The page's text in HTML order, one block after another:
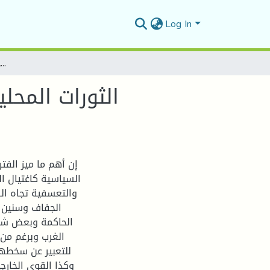
Log In
الثورات المحلية أثناء التواجد العثماني في الجزائر (ثورة ابن الشريف الدرقاوي 1805-1816م) -نموذجا-.
الثورات
إن أهم ما ميز
السياسية
والتعسفية تجاه
الجفاف
الحاكمة وبعض
الغرب وبرغم
للتعبير عن
وكذا القوى